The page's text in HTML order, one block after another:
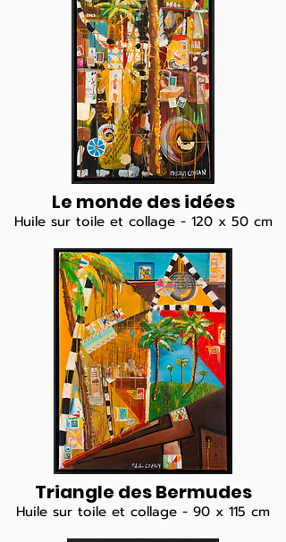
Le monde des idées
Huile sur toile et collage - 120 x 50 cm
Triangle des Bermudes
Huile sur toile et collage - 90 x 115 cm